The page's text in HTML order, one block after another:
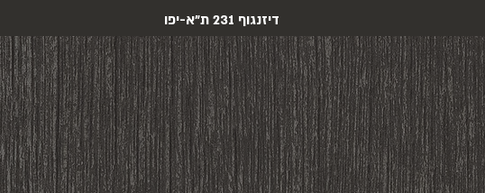
דיזנגוף 231 ת"א-יפו